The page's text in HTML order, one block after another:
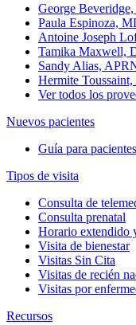
George
Paula Espinoza,
Antoine Joseph
Tamika Maxwell,
Sandy Alias,
Hermite
Ver todos los
Nuevos pacientes
Guía para
Tipos de visita
Consulta de
Consulta prenatal
Horario extendido
Visita de bienestar
Visitas Sin Cita
Visitas de recién
Visitas por
Recursos